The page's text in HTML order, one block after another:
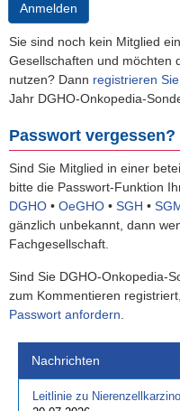
Anmelden
Sie sind noch kein Mitglied
Gesellschaften und möchten
nutzen? Dann registrieren
Jahr DGHO-Onkopedia-
Passwort vergessen?
Sind Sie Mitglied in einer
bitte die Passwort-Funktion
DGHO • OeGHO • SGH •
gänzlich unbekannt, dann
Fachgesellschaft.
Sind Sie DGHO-Onkopedia-
zum Kommentieren
Passwort anfordern
Nachrichten
Leitlinie zu